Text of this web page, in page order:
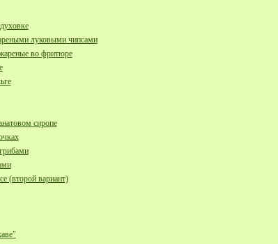
луковыми чипсами
во фритюре
сиропе
(второй вариант)